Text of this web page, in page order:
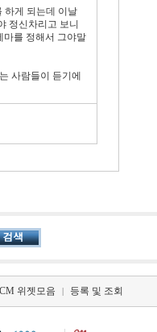
하게 되는데 이날
정신차리고 보니
마를 정해서 그야말
사람들이 듣기에
위젯모음 | 등록 및 조회